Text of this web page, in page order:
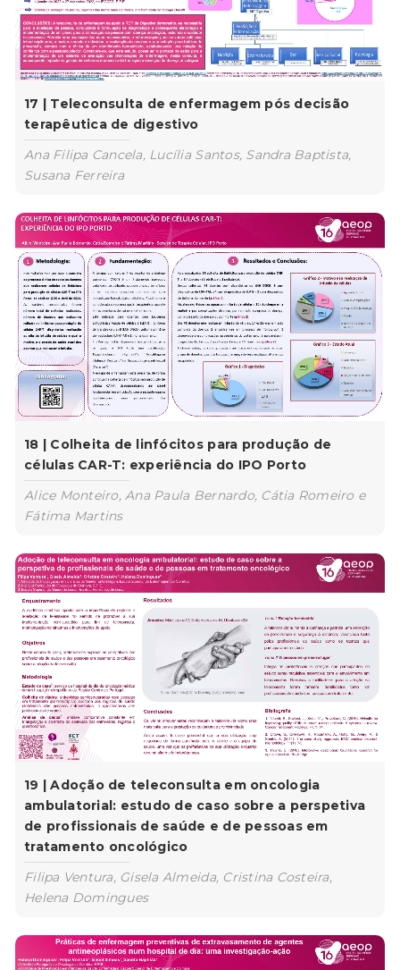
17 | Teleconsulta de enfermagem pós decisão
terapêutica de digestivo
Ana Filipa Cancela, Lucília Santos, Sandra Baptista,
Susana Ferreira
18 | Colheita de linfócitos para produção de
células CAR-T: experiência do IPO Porto
Alice Monteiro, Ana Paula Bernardo, Cátia Romeiro e
Fátima Martins
19 | Adoção de teleconsulta em oncologia
ambulatorial: estudo de caso sobre a perspetiva
de profissionais de saúde e de pessoas em
tratamento oncológico
Filipa Ventura, Gisela Almeida, Cristina Costeira,
Helena Domingues